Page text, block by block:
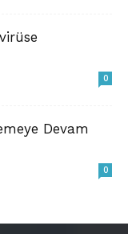
0
Devam
0